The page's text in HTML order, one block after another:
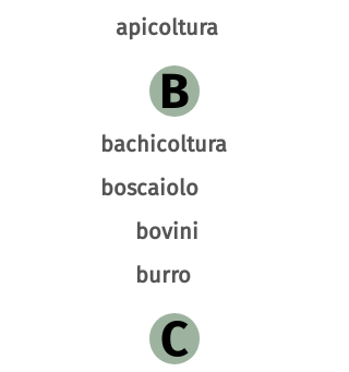
apicoltura
B
bachicoltura
boscaiolo
bovini
burro
C